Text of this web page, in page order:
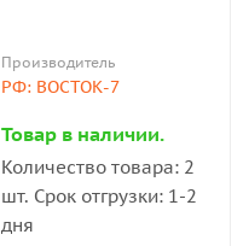
Производитель
РФ: ВОСТОК-7
Товар в наличии.
Количество товара: 2
шт. Срок отгрузки: 1-2
дня